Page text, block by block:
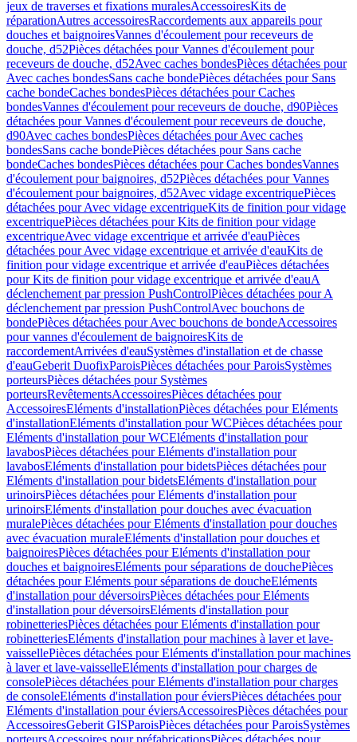
jeux de traverses et fixations muralesAccessoiresKits de
réparationAutres accessoiresRaccordements aux appareils pour
douches et baignoiresVannes d'écoulement pour receveurs de
douche, d52Pièces détachées pour Vannes d'écoulement pour
receveurs de douche, d52Avec caches bondesPièces détachées pour
Avec caches bondesSans cache bondePièces détachées pour Sans
cache bondeCaches bondesPièces détachées pour Caches
bondesVannes d'écoulement pour receveurs de douche, d90Pièces
détachées pour Vannes d'écoulement pour receveurs de douche,
d90Avec caches bondesPièces détachées pour Avec caches
bondesSans cache bondePièces détachées pour Sans cache
bondeCaches bondesPièces détachées pour Caches bondesVannes
d'écoulement pour baignoires, d52Pièces détachées pour Vannes
d'écoulement pour baignoires, d52Avec vidage excentriquePièces
détachées pour Avec vidage excentriqueKits de finition pour vidage
excentriquePièces détachées pour Kits de finition pour vidage
excentriqueAvec vidage excentrique et arrivée d'eauPièces
détachées pour Avec vidage excentrique et arrivée d'eauKits de
finition pour vidage excentrique et arrivée d'eauPièces détachées
pour Kits de finition pour vidage excentrique et arrivée d'eauA
déclenchement par pression PushControlPièces détachées pour A
déclenchement par pression PushControlAvec bouchons de
bondePièces détachées pour Avec bouchons de bondeAccessoires
pour vannes d'écoulement de baignoiresKits de
raccordementArrivées d'eauSystèmes d'installation et de chasse
d'eauGeberit DuofixParoisPièces détachées pour ParoisSystèmes
porteursPièces détachées pour Systèmes
porteursRevêtementsAccessoiresPièces détachées pour
AccessoiresEléments d'installationPièces détachées pour Eléments
d'installationEléments d'installation pour WCPièces détachées pour
Eléments d'installation pour WCEléments d'installation pour
lavabosPièces détachées pour Eléments d'installation pour
lavabosEléments d'installation pour bidetsPièces détachées pour
Eléments d'installation pour bidetsEléments d'installation pour
urinoirsPièces détachées pour Eléments d'installation pour
urinoirsEléments d'installation pour douches avec évacuation
muralePièces détachées pour Eléments d'installation pour douches
avec évacuation muraleEléments d'installation pour douches et
baignoiresPièces détachées pour Eléments d'installation pour
douches et baignoiresEléments pour séparations de douchePièces
détachées pour Eléments pour séparations de doucheEléments
d'installation pour déversoirsPièces détachées pour Eléments
d'installation pour déversoirsEléments d'installation pour
robinetteriesPièces détachées pour Eléments d'installation pour
robinetteriesEléments d'installation pour machines à laver et lave-
vaissellePièces détachées pour Eléments d'installation pour machines
à laver et lave-vaisselleEléments d'installation pour charges de
consolePièces détachées pour Eléments d'installation pour charges
de consoleEléments d'installation pour éviersPièces détachées pour
Eléments d'installation pour éviersAccessoiresPièces détachées pour
AccessoiresGeberit GISParoisPièces détachées pour ParoisSystèmes
porteursAccessoires pour préfabricationsPièces détachées pour